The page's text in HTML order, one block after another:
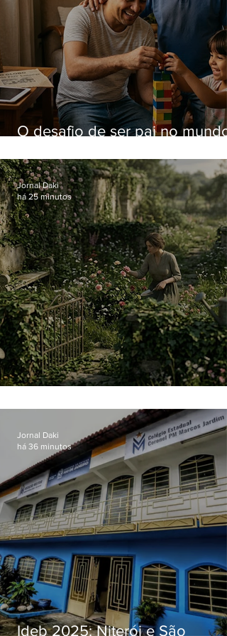
O desafio de ser pai no mundo
Jornal Daki
há 25 minutos
Ideb 2025: Niterói e São
Jornal Daki
há 36 minutos